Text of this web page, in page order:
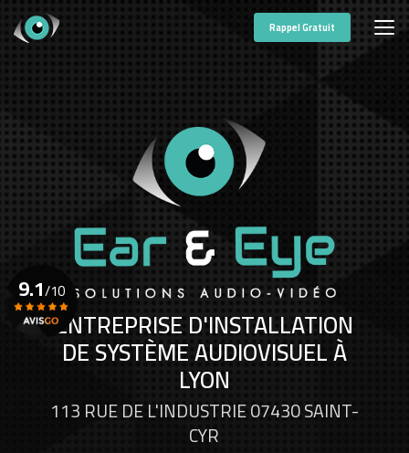
contenu
Rappel Gratuit
ENTREPRISE D'INSTALLATION
DE SYSTÈME AUDIOVISUEL À
LYON
113 RUE DE L'INDUSTRIE 07430 SAINT-
CYR
9.1/10
Voir le certificat